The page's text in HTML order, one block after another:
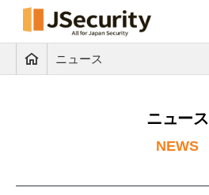
ニュース
ニュース
NEWS